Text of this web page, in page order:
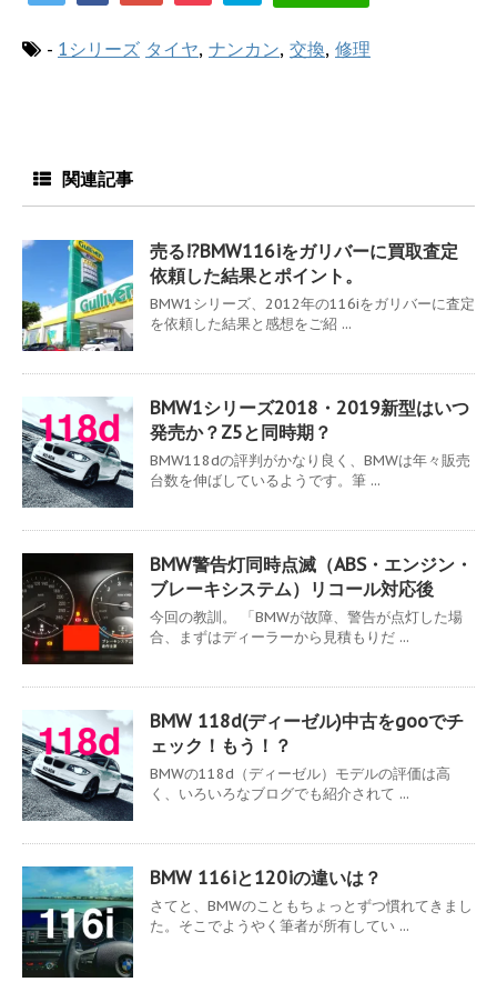
- 1シリーズ タイヤ, ナンカン, 交換, 修理
関連記事
売る!?BMW116iをガリバーに買取査定
依頼した結果とポイント。
BMW1シリーズ、2012年の116iをガリバーに査定
を依頼した結果と感想をご紹 ...
BMW1シリーズ2018・2019新型はいつ
発売か？Z5と同時期？
BMW118dの評判がかなり良く、BMWは年々販売
台数を伸ばしているようです。筆 ...
BMW警告灯同時点滅（ABS・エンジン・
ブレーキシステム）リコール対応後
今回の教訓。 「BMWが故障、警告が点灯した場
合、まずはディーラーから見積もりだ ...
BMW 118d(ディーゼル)中古をgooでチ
ェック！もう！？
BMWの118d（ディーゼル）モデルの評価は高
く、いろいろなブログでも紹介されて ...
BMW 116iと120iの違いは？
さてと、BMWのこともちょっとずつ慣れてきまし
た。そこでようやく筆者が所有してい ...